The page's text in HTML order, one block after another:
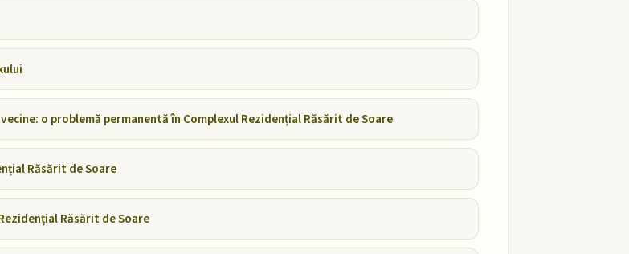
o problemă permanentă în Complexul Rezidențial Răsărit de Soare
Răsărit de Soare
Răsărit de Soare